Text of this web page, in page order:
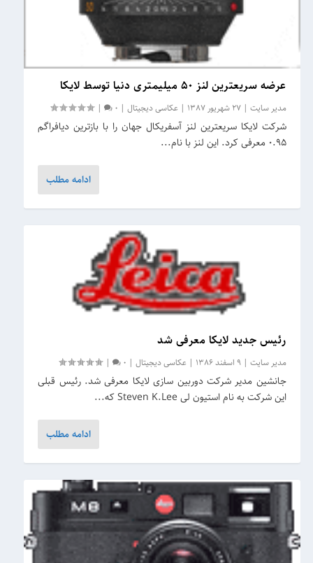
عرضه سریعترین لنز 50 میلیمتری دنیا توسط لایکا
مدیر سایت |27 شهریور 1387 |عکاسی دیجیتال |
0
|
شرکت لایکا سریعترین لنز آسفریکال جهان را با بازترین دیافراگم
0.95 معرفی کرد. این لنز با نام...
ادامه مطلب
رئیس جدید لایکا معرفی شد
مدیر سایت |9 اسفند 1386 |عکاسی دیجیتال |
0
|
جانشین مدیر شرکت دوربین سازی لایکا معرفی شد. رئیس قبلی
این شرکت به نام استیون لی Steven K.Lee که...
ادامه مطلب